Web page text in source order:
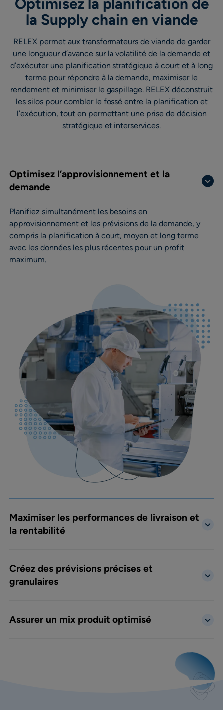
Optimisez la planification de
la Supply chain en viande
RELEX permet aux transformateurs de viande de garder
une longueur d’avance sur la volatilité de la demande et
d’exécuter une planification stratégique à court et à long
terme pour répondre à la demande, maximiser le
rendement et minimiser le gaspillage. RELEX déconstruit
les silos pour combler le fossé entre la planification et
l’exécution, tout en permettant une prise de décision
stratégique et interservices.
Optimisez l’approvisionnement et la
demande
Planifiez simultanément les besoins en
approvisionnement et les prévisions de la demande, y
compris la planification à court, moyen et long terme
avec les données les plus récentes pour un profit
maximum.
Maximiser les performances de livraison et
la rentabilité
Créez des prévisions précises et
granulaires
Assurer un mix produit optimisé